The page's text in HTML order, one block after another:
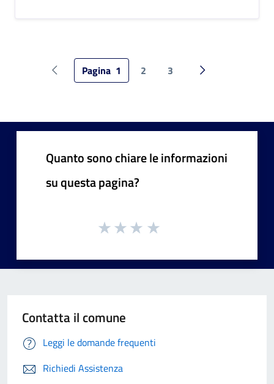
Pagina precedente
Pagina 1 2 3 Pagina
Quanto sono chiare le informazioni
su questa pagina?
Contatta il comune
Leggi le domande frequenti
Richiedi Assistenza